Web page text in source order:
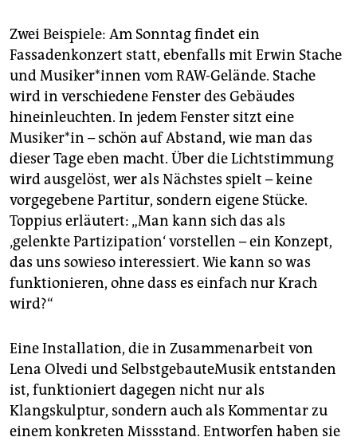
Zwei Beispiele: Am Sonntag findet ein
Fassadenkonzert statt, ebenfalls mit Erwin Stache
und Musiker*innen vom RAW-Gelände. Stache
wird in verschiedene Fenster des Gebäudes
hineinleuchten. In jedem Fenster sitzt eine
Musiker*in – schön auf Abstand, wie man das
dieser Tage eben macht. Über die Lichtstimmung
wird ausgelöst, wer als Nächstes spielt – keine
vorgegebene Partitur, sondern eigene Stücke.
Toppius erläutert: „Man kann sich das als
‚gelenkte Partizipation‘ vorstellen – ein Konzept,
das uns sowieso interessiert. Wie kann so was
funktionieren, ohne dass es einfach nur Krach
wird?“
Eine Installation, die in Zusammenarbeit von
Lena Olvedi und SelbstgebauteMusik entstanden
ist, funktioniert dagegen nicht nur als
Klangskulptur, sondern auch als Kommentar zu
einem konkreten Missstand. Entworfen haben sie